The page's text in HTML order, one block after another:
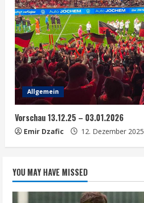
Allgemein
Vorschau 13.12.25 – 03.01.2026
Emir Dzafic 12. Dezember 2025
YOU MAY HAVE MISSED